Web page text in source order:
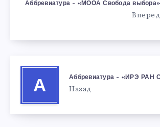
Аббревиатура – «МООА Свобода выбора»
Вперед
А
Аббревиатура – «ИРЭ РАН
Назад